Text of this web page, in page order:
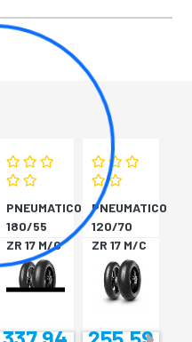
PNEUMATICO
180/55
ZR 17 M/C
(73W) TL
DIABLO
PNEUMATICO
120/70
ZR 17 M/C
(58W) TL
DIABLO
ROSS *A